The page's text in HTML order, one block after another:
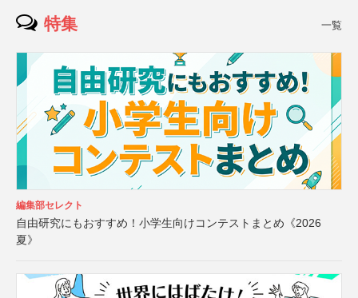
特集 一覧
編集部セレクト
自由研究にもおすすめ！小学生向けコンテストまとめ《2026
夏》